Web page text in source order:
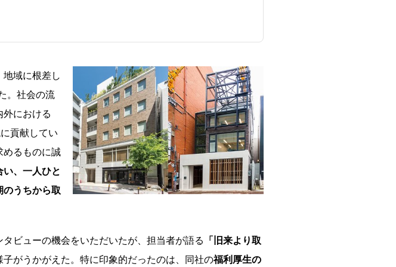
域に根差し
。社会の流
における
貢献してい
めるものに誠
、一人ひと
のうちから取
ビューの機会をいただいたが、担当者が語る
「旧来より取
子がうかがえた。特に印象的だったのは、同社の福利厚生の